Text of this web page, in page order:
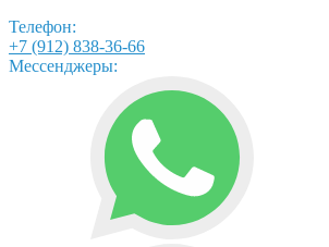
Телефон:
+7 (912) 838-36-66
Мессенджеры: